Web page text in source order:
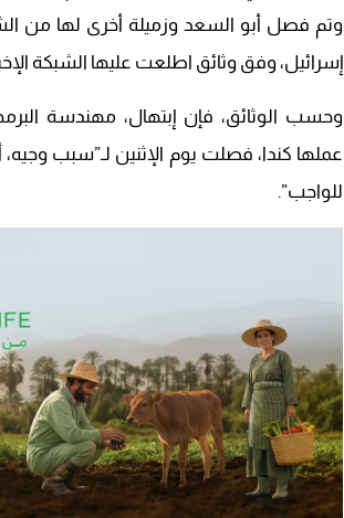
وتم فصل أبو السعد وزميلة أخرى لها من
إسرائيل، وفق وثائق اطلعت عليها الشبكة
وحسب الوثائق، فإن إبتهال، مهندسة
عملها كندا، فصلت يوم الإثنين لـ”سبب
للواجب”.